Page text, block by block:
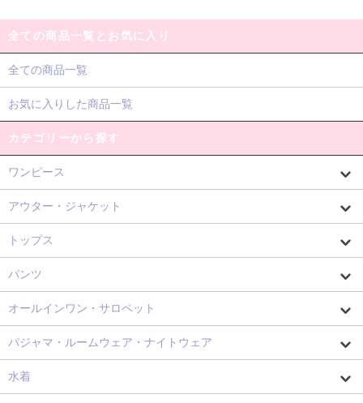
全ての商品一覧とお気に入り
全ての商品一覧
お気に入りした商品一覧
カテゴリーから探す
ワンピース
アウター・ジャケット
トップス
パンツ
オールインワン・サロペット
パジャマ・ルームウェア・ナイトウェア
水着